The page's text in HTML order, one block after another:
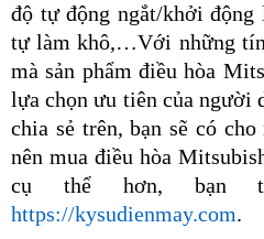
độ tự động ngắt/khởi
tự làm khô,…Với những
mà sản phẩm điều hòa
lựa chọn ưu tiên của người
chia sẻ trên, bạn sẽ có
nên mua điều hòa
cụ thể hơn, bạn
https://kysudienmay.com.